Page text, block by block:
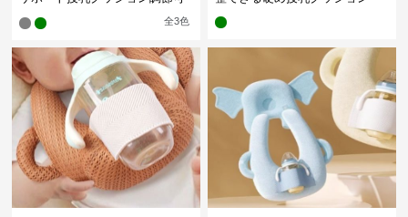
全3色